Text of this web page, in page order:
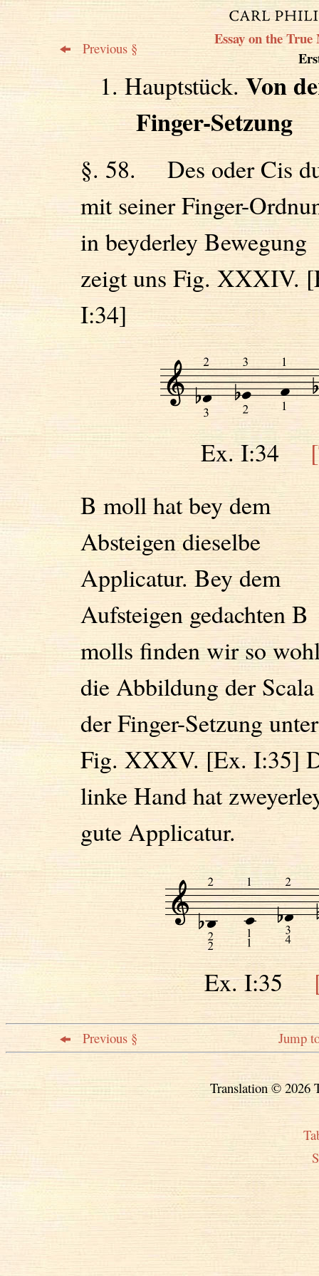
Previous §
Essay on the
1. Hauptstück.Von
Finger-Setzung
§. 58. Des oder Cis
mit seiner Finger-
in beyderley Bewegung
zeigt uns Fig. XXXIV.
I:34]
Ex. I:34
B moll hat bey dem
Absteigen dieselbe
Applicatur. Bey dem
Aufsteigen gedachten B
molls finden wir so
die Abbildung der Scala
der Finger-Setzung unter
Fig. XXXV. [Ex. I:35]
linke Hand hat
gute Applicatur.
Ex. I:35
Previous § Jump
Translation © 2026